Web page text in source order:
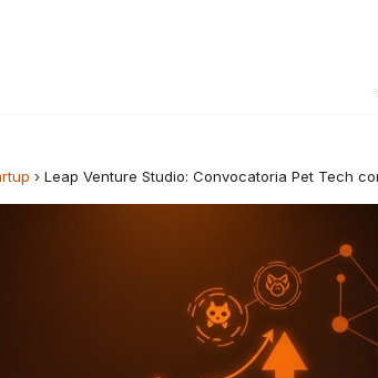
› Leap Venture Studio: Convocatoria Pet Tech